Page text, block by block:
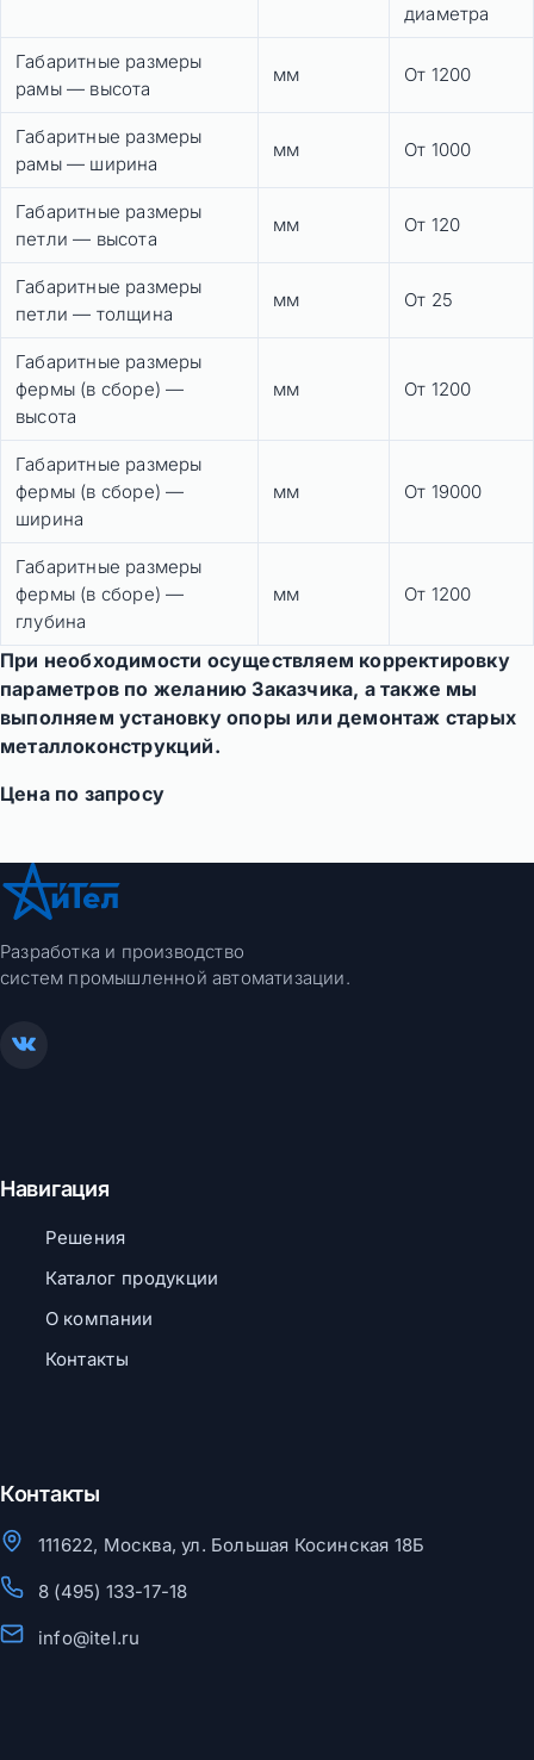
диаметра
Габаритные размеры
рамы — высота
мм От 1200
Габаритные размеры
рамы — ширина
мм От 1000
Габаритные размеры
петли — высота
мм От 120
Габаритные размеры
петли — толщина
мм От 25
Габаритные размеры
фермы (в сборе) —
высота
мм От 1200
Габаритные размеры
фермы (в сборе) —
ширина
мм От 19000
Габаритные размеры
фермы (в сборе) —
глубина
мм От 1200
При необходимости осуществляем корректировку
параметров по желанию Заказчика, а также мы
выполняем установку опоры или демонтаж старых
металлоконструкций.
Цена по запросу
Разработка и производство
систем промышленной автоматизации.
Навигация
Решения
Каталог продукции
О компании
Контакты
Контакты
111622, Москва, ул. Большая Косинская 18Б
8 (495) 133-17-18
info@itel.ru